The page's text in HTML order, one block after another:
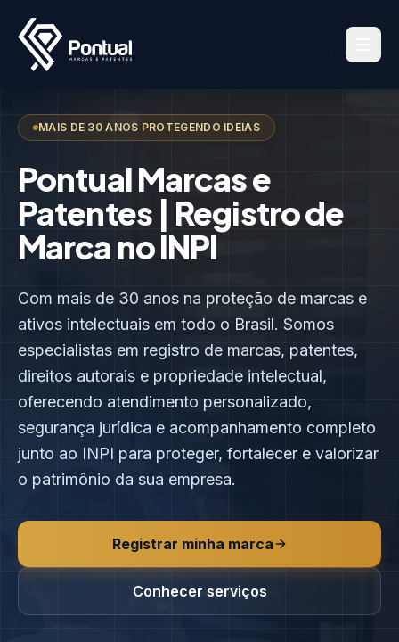
MAIS DE 30 ANOS PROTEGENDO IDEIAS
Pontual Marcas e
Patentes | Registro de
Marca no INPI
Com mais de 30 anos na proteção de marcas e
ativos intelectuais em todo o Brasil. Somos
especialistas em registro de marcas, patentes,
direitos autorais e propriedade intelectual,
oferecendo atendimento personalizado,
segurança jurídica e acompanhamento completo
junto ao INPI para proteger, fortalecer e valorizar
o patrimônio da sua empresa.
Registrar minha marca
Conhecer serviços